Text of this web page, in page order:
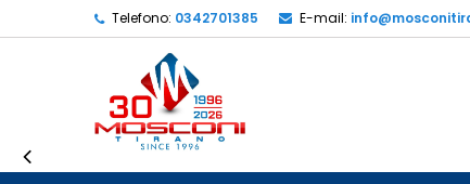
Telefono: 0342701385 E-mail: